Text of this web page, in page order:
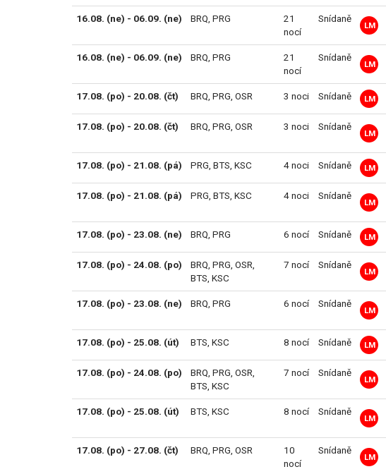
16.08. (ne) - 06.09. (ne) BRQ, PRG
21
nocí
Snídaně
LM
16.08. (ne) - 06.09. (ne) BRQ, PRG
21
nocí
Snídaně
LM
17.08. (po) - 20.08. (čt) BRQ, PRG, OSR 3 noci Snídaně LM
17.08. (po) - 20.08. (čt) BRQ, PRG, OSR 3 noci Snídaně
LM
17.08. (po) - 21.08. (pá) PRG, BTS, KSC 4 noci Snídaně LM
17.08. (po) - 21.08. (pá) PRG, BTS, KSC 4 noci Snídaně
LM
17.08. (po) - 23.08. (ne) BRQ, PRG 6 nocí Snídaně LM
17.08. (po) - 24.08. (po) BRQ, PRG, OSR,
BTS, KSC
7 nocí Snídaně
LM
17.08. (po) - 23.08. (ne) BRQ, PRG 6 nocí Snídaně
LM
17.08. (po) - 25.08. (út) BTS, KSC 8 nocí Snídaně LM
17.08. (po) - 24.08. (po) BRQ, PRG, OSR,
BTS, KSC
7 nocí Snídaně
LM
17.08. (po) - 25.08. (út) BTS, KSC 8 nocí Snídaně
LM
17.08. (po) - 27.08. (čt) BRQ, PRG, OSR
10
nocí
Snídaně
LM